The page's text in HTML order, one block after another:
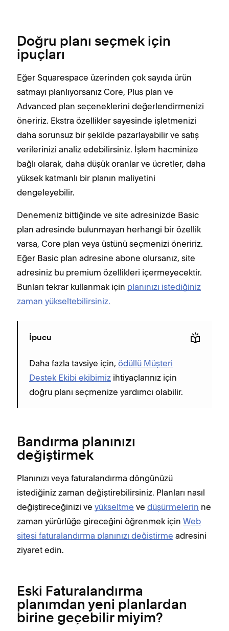
Doğru planı seçmek için
ipuçları
Eğer Squarespace üzerinden çok sayıda ürün
satmayı planlıyorsanız Core, Plus plan ve
Advanced plan seçeneklerini değerlendirmenizi
öneririz. Ekstra özellikler sayesinde işletmenizi
daha sorunsuz bir şekilde pazarlayabilir ve satış
verilerinizi analiz edebilirsiniz. İşlem hacminize
bağlı olarak, daha düşük oranlar ve ücretler, daha
yüksek katmanlı bir planın maliyetini
dengeleyebilir.
Denemeniz bittiğinde ve site adresinizde Basic
plan adresinde bulunmayan herhangi bir özellik
varsa, Core plan veya üstünü seçmenizi öneririz.
Eğer Basic plan adresine abone olursanız, site
adresiniz bu premium özellikleri içermeyecektir.
Bunları tekrar kullanmak için planınızı istediğiniz
zaman yükseltebilirsiniz.
İpucu
Daha fazla tavsiye için, ödüllü Müşteri
Destek Ekibi ekibimiz ihtiyaçlarınız için
doğru planı seçmenize yardımcı olabilir.
Bandırma planınızı
değiştirmek
Planınızı veya faturalandırma döngünüzü
istediğiniz zaman değiştirebilirsiniz. Planları nasıl
değiştireceğinizi ve yükseltme ve düşürmelerin ne
zaman yürürlüğe gireceğini öğrenmek için Web
sitesi faturalandırma planınızı değiştirme adresini
ziyaret edin.
Eski Faturalandırma
planımdan yeni planlardan
birine geçebilir miyim?